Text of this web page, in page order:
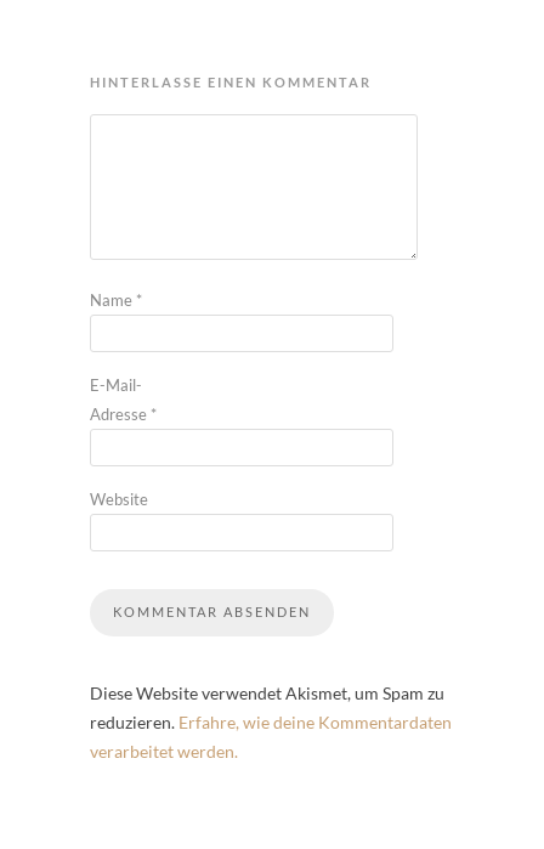
HINTERLASSE EINEN KOMMENTAR
Name *
E-Mail-
Adresse *
Website
Diese Website verwendet Akismet, um Spam zu
reduzieren. Erfahre, wie deine Kommentardaten
verarbeitet werden.